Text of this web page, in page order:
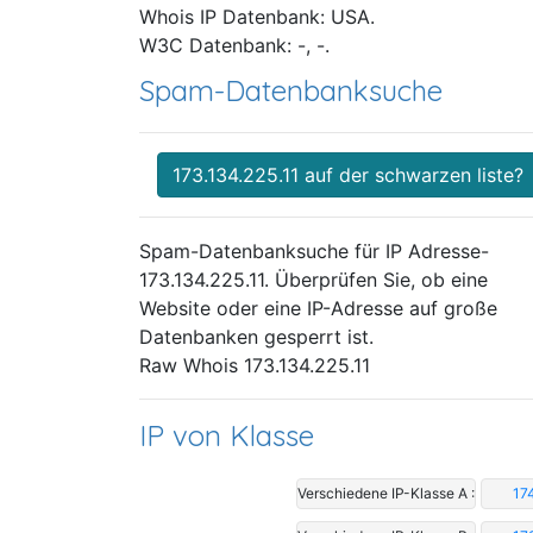
Whois IP Datenbank: USA.
W3C Datenbank: -, -.
Spam-Datenbanksuche
173.134.225.11 auf der schwarzen liste?
Spam-Datenbanksuche für IP Adresse-
173.134.225.11. Überprüfen Sie, ob eine
Website oder eine IP-Adresse auf große
Datenbanken gesperrt ist.
Raw Whois 173.134.225.11
IP von Klasse
Verschiedene IP-Klasse A :